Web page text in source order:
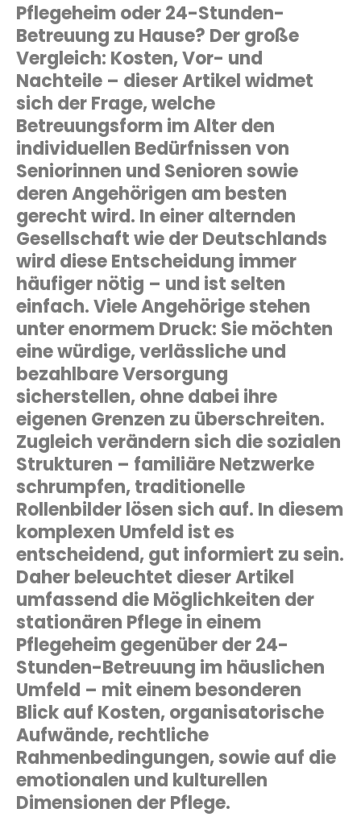
Pflegeheim oder 24-Stunden-
Betreuung zu Hause? Der große
Vergleich: Kosten, Vor- und
Nachteile – dieser Artikel widmet
sich der Frage, welche
Betreuungsform im Alter den
individuellen Bedürfnissen von
Seniorinnen und Senioren sowie
deren Angehörigen am besten
gerecht wird. In einer alternden
Gesellschaft wie der Deutschlands
wird diese Entscheidung immer
häufiger nötig – und ist selten
einfach. Viele Angehörige stehen
unter enormem Druck: Sie möchten
eine würdige, verlässliche und
bezahlbare Versorgung
sicherstellen, ohne dabei ihre
eigenen Grenzen zu überschreiten.
Zugleich verändern sich die sozialen
Strukturen – familiäre Netzwerke
schrumpfen, traditionelle
Rollenbilder lösen sich auf. In diesem
komplexen Umfeld ist es
entscheidend, gut informiert zu sein.
Daher beleuchtet dieser Artikel
umfassend die Möglichkeiten der
stationären Pflege in einem
Pflegeheim gegenüber der 24-
Stunden-Betreuung im häuslichen
Umfeld – mit einem besonderen
Blick auf Kosten, organisatorische
Aufwände, rechtliche
Rahmenbedingungen, sowie auf die
emotionalen und kulturellen
Dimensionen der Pflege.